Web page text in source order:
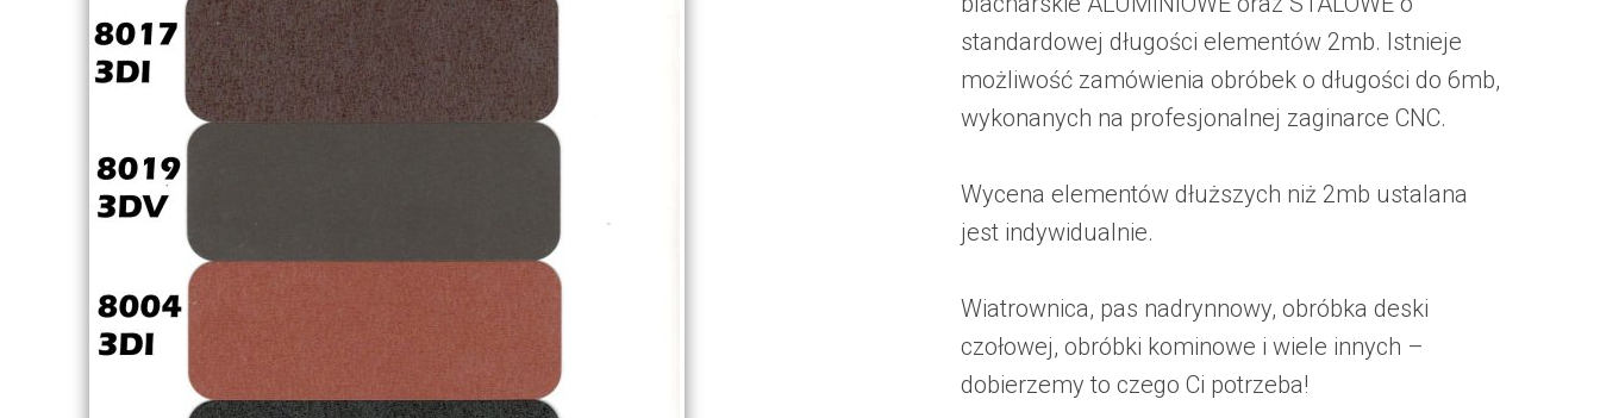
standardowej długości elementów 2mb. Istnieje
możliwość zamówienia obróbek o długości do 6mb,
wykonanych na profesjonalnej zaginarce CNC.
Wycena elementów dłuższych niż 2mb ustalana
jest indywidualnie.
Wiatrownica, pas nadrynnowy, obróbka deski
czołowej, obróbki kominowe i wiele innych –
dobierzemy to czego Ci potrzeba!